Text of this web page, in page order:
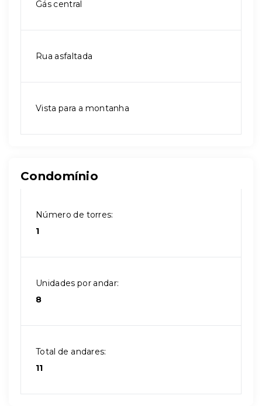
Gás central
Rua asfaltada
Vista para a montanha
Condomínio
Número de torres:
1
Unidades por andar:
8
Total de andares:
11